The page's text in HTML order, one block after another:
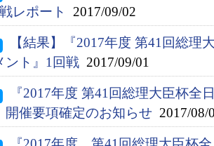
レポート
2017/09/02
【結果】『2017年度 第41回総理
ント』1回戦 2017/09/01
『2017年度 第41回総理大臣杯全
催要項確定のお知らせ 2017/08/